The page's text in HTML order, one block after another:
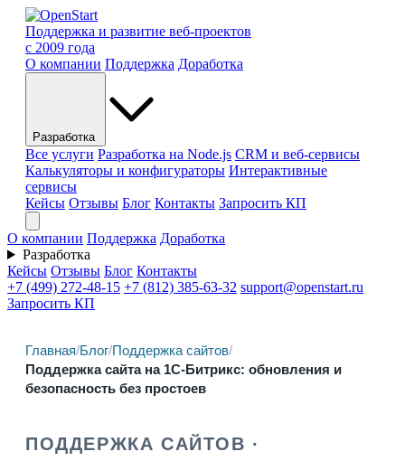
Поддержка и развитие веб-проектов
с 2009 года
О компании Поддержка Доработка
Разработка
Все услуги Разработка на Node.js CRM и веб-сервисы
Калькуляторы и конфигураторы Интерактивные
сервисы
Кейсы Отзывы Блог Контакты Запросить КП
О компании Поддержка Доработка
Разработка
Кейсы Отзывы Блог Контакты
+7 (499) 272-48-15 +7 (812) 385-63-32 support@openstart.ru
Запросить КП
Главная/Блог/Поддержка сайтов/
Поддержка сайта на 1С-Битрикс: обновления и
безопасность без простоев
ПОДДЕРЖКА САЙТОВ ·